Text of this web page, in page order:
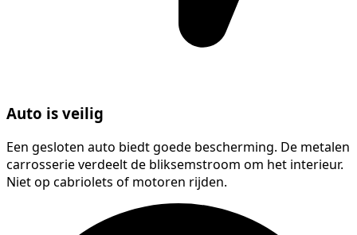
Auto is veilig
Een gesloten auto biedt goede bescherming. De metalen
carrosserie verdeelt de bliksemstroom om het interieur.
Niet op cabriolets of motoren rijden.